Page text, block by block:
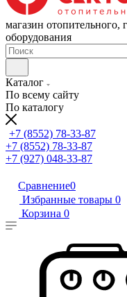
магазин отопительного,
оборудования
Каталог
По всему сайту
По каталогу
+7 (8552) 78-33-87
+7 (8552) 78-33-87
+7 (927) 048-33-87
Сравнение0
Избранные товары 0
Корзина 0